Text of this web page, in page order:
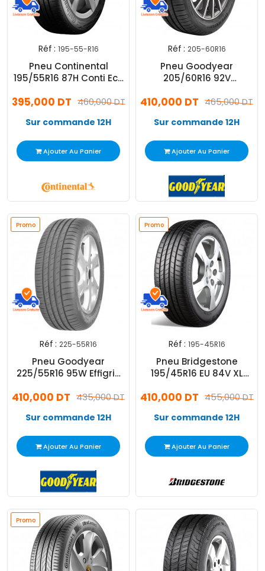
Réf : 195-55-R16
Pneu Continental
195/55R16 87H Conti Eco
460,000 DT
395,000 DT
Sur commande 12H
Ajouter Au Panier
Réf : 205-60R16
Pneu Goodyear
205/60R16 92V
465,000 DT
410,000 DT
Sur commande 12H
Ajouter Au Panier
Promo
Réf : 225-55R16
Pneu Goodyear
225/55R16 95W Effigrip
435,000 DT
410,000 DT
Sur commande 12H
Ajouter Au Panier
Promo
Réf : 195-45R16
Pneu Bridgestone
195/45R16 EU 84V XL
455,000 DT
410,000 DT
Sur commande 12H
Ajouter Au Panier
Promo